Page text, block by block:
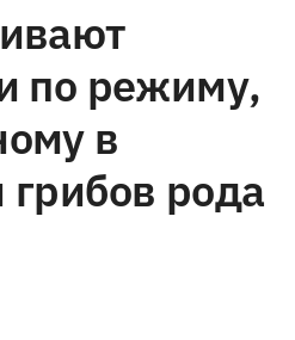
по режиму,
в
рода